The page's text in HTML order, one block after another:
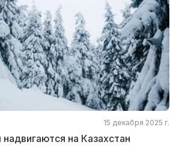
15 декабря 2025 г.
на Казахстан